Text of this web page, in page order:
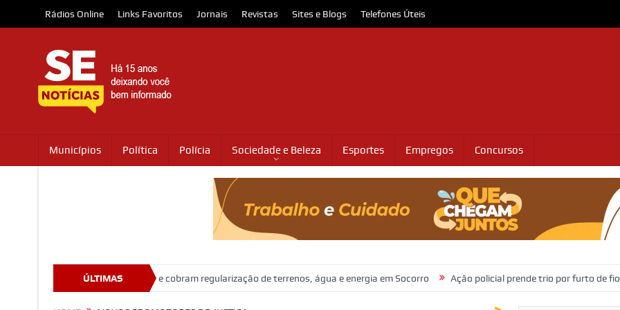
Rádios Online Links Favoritos Jornais Revistas Sites e Blogs Telefones Úteis
Municípios Política Polícia Sociedade e Beleza Esportes Empregos Concursos
ÚLTIMAS
Moradores protestam e cobram regularização de terrenos, água e energia em Socorro Ação policial prende trio por furto de fios de cobre